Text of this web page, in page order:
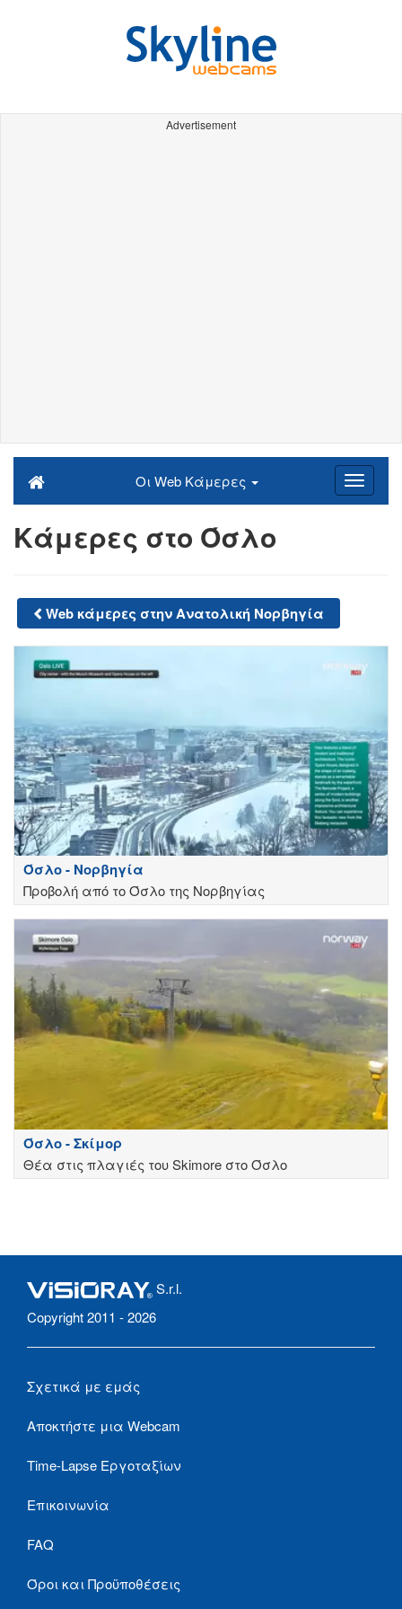
Advertisement
Οι Web Κάμερες
Κάμερες στο Όσλο
Web κάμερες στην Ανατολική Νορβηγία
Όσλο - Νορβηγία
Προβολή από το Όσλο της Νορβηγίας
Όσλο - Σκίμορ
Θέα στις πλαγιές του Skimore στο Όσλο
S.r.l.
Copyright 2011 - 2026
Σχετικά με εμάς
Αποκτήστε μια Webcam
Time-Lapse Εργοταξίων
Επικοινωνία
FAQ
Όροι και Προϋποθέσεις